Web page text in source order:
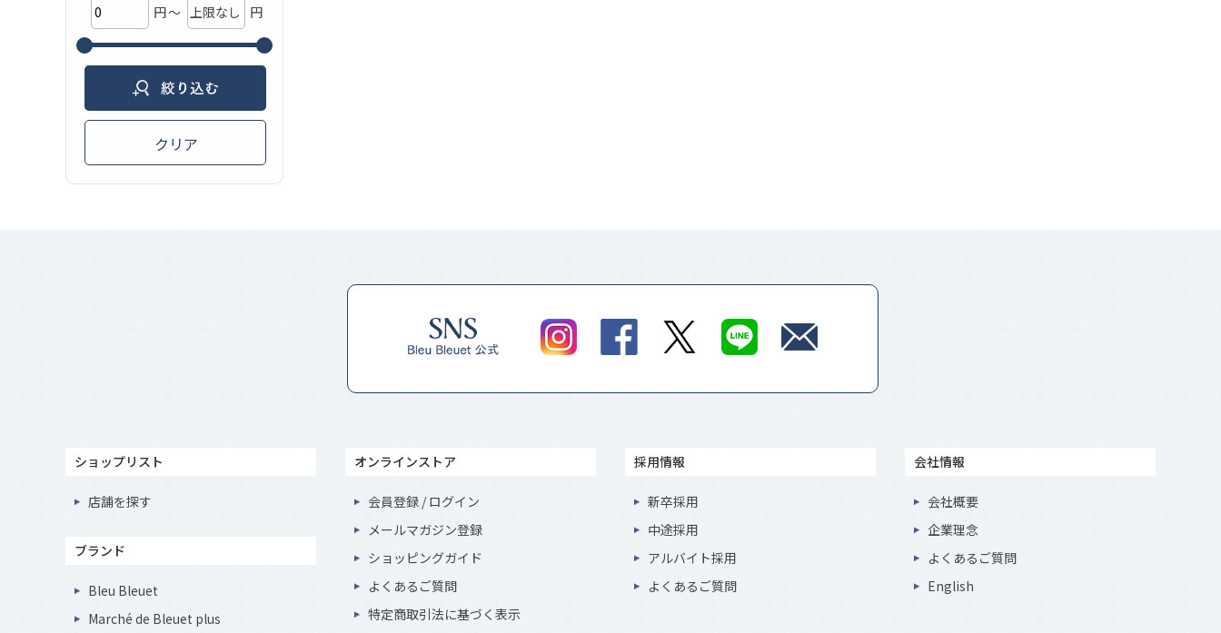
円〜 円
クリア
ショップリスト
店舗を探す
ブランド
Bleu Bleuet
Marché de Bleuet plus
オンラインストア
会員登録 / ログイン
メールマガジン登録
ショッピングガイド
よくあるご質問
特定商取引法に基づく表示
採用情報
新卒採用
中途採用
アルバイト採用
よくあるご質問
会社情報
会社概要
企業理念
よくあるご質問
English